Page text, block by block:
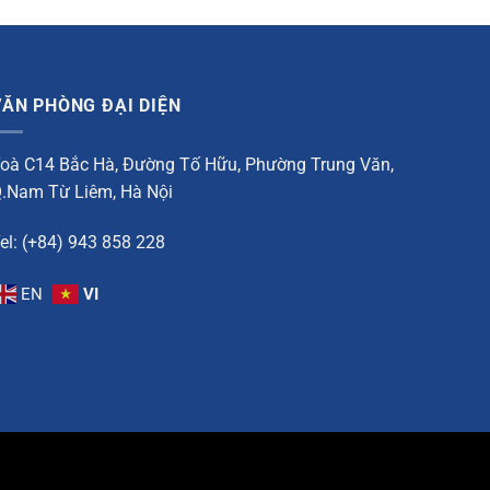
PHÒNG ĐẠI DIỆN
C14 Bắc Hà, Đường Tố Hữu, Phường Trung Văn,
Từ Liêm, Hà Nội
(+84) 943 858 228
EN VI